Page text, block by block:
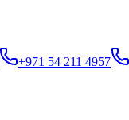
+971 54 211 4957